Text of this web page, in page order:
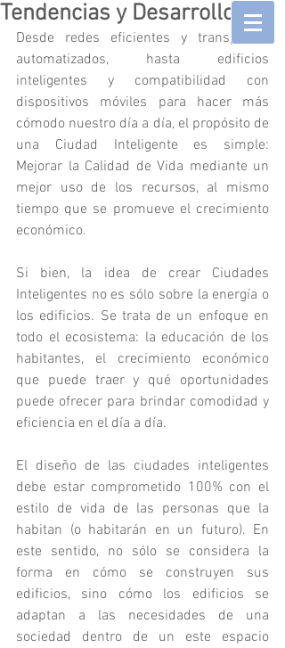
Tendencias y Desarrollos
Desde redes eficientes y transportes
automatizados, hasta edificios
inteligentes y compatibilidad con
dispositivos móviles para hacer más
cómodo nuestro día a día, el propósito de
una Ciudad Inteligente es simple:
Mejorar la Calidad de Vida mediante un
mejor uso de los recursos, al mismo
tiempo que se promueve el crecimiento
económico.
Si bien, la idea de crear Ciudades
Inteligentes no es sólo sobre la energía o
los edificios. Se trata de un enfoque en
todo el ecosistema: la educación de los
habitantes, el crecimiento económico
que puede traer y qué oportunidades
puede ofrecer para brindar comodidad y
eficiencia en el día a día.
El diseño de las ciudades inteligentes
debe estar comprometido 100% con el
estilo de vida de las personas que la
habitan (o habitarán en un futuro). En
este sentido, no sólo se considera la
forma en cómo se construyen sus
edificios, sino cómo los edificios se
adaptan a las necesidades de una
sociedad dentro de un este espacio